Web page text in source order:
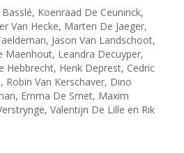
Koenraad De Ceuninck,
Van Hecke, Marten De Jaeger,
Jason Van Landschoot,
Maenhout, Leandra Decuyper,
Hebbrecht, Henk Deprest, Cedric
Robin Van Kerschaver, Dino
Emma De Smet, Maxim
Valentijn De Lille en Rik